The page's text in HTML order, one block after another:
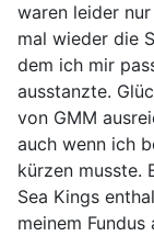
waren leider
mal wieder die
dem ich mir
ausstanzte.
von GMM
auch wenn ich
kürzen musste.
Sea Kings
meinem